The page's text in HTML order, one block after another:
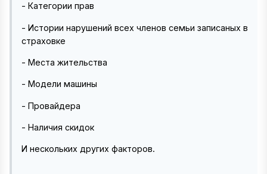
- Категории прав
- Истории нарушений всех членов семьи записаных в
страховке
- Места жительства
- Модели машины
- Провайдера
- Наличия скидок
И нескольких других факторов.